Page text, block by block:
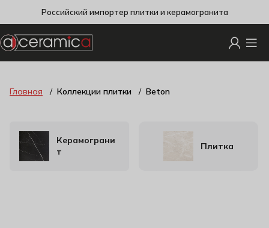
Российский импортер плитки и керамогранита
Главная Коллекции плитки Beton
Керамограни
т
Плитка